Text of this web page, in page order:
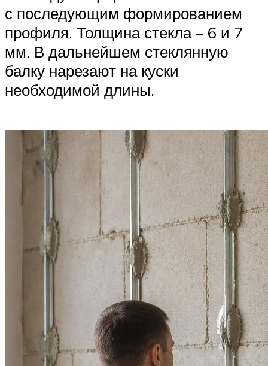
с последующим формированием
профиля. Толщина стекла – 6 и 7
мм. В дальнейшем стеклянную
балку нарезают на куски
необходимой длины.